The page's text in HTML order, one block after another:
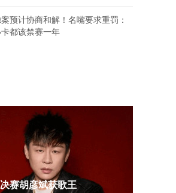
预计协商和解！名嘴要求重罚：
都该禁赛一年
赛胡彦斌获歌王